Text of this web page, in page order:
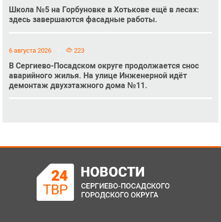
Школа №5 на Горбуновке в Хотькове ещё в лесах:
здесь завершаются фасадные работы.
6 августа 2026 223
В Сергиево-Посадском округе продолжается снос
аварийного жилья. На улице Инженерной идёт
демонтаж двухэтажного дома №11.